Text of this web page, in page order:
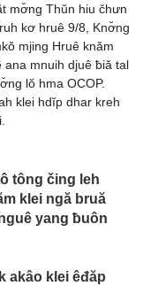
mơ̆ng Thŭn hiu čhưn
kơ hruê 9/8, Knơ̆ng
mjing Hruê knăm
ana mnuih djuê ƀiă tal
lŏ hma OCOP.
klei hdĭp dhar kreh
tông čing leh
klei ngă bruă
yang ƀuôn
akâo klei êđăp